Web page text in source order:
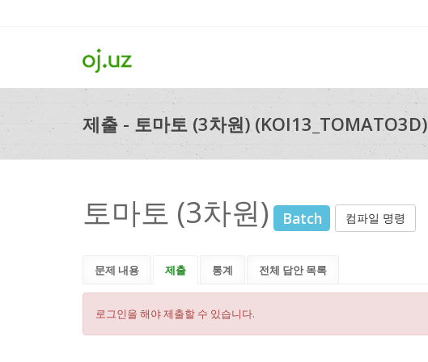
제출 - 토마토 (3차원) (KOI13_TOMATO3D)
토마토 (3차원) Batch 컴파일 명령
문제 내용 제출 통계 전체 답안 목록
로그인을 해야 제출할 수 있습니다.